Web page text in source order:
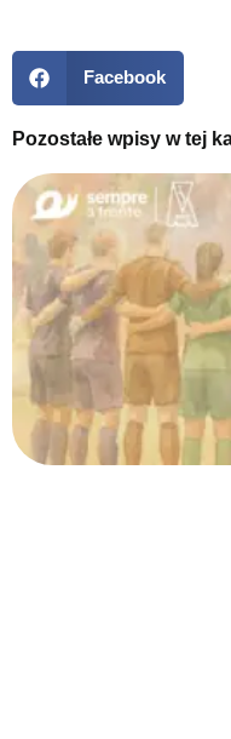
Facebook
Pozostałe wpisy w tej